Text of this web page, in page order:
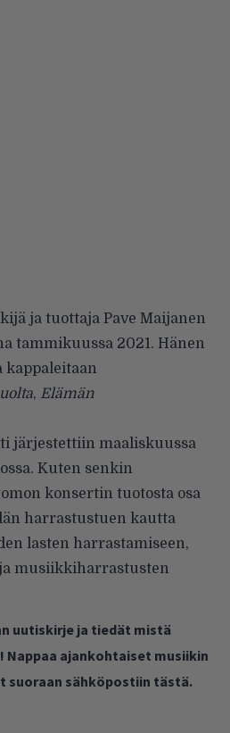
ja tuottaja Pave Maijanen
tammikuussa 2021. Hänen
, Elämän
järjestettiin maaliskuussa
Kuten senkin
konsertin tuotosta osa
harrastustuen kautta
lasten harrastamiseen,
musiikkiharrastusten
uutiskirje ja tiedät mistä
ajankohtaiset musiikin
suoraan sähköpostiin tästä.